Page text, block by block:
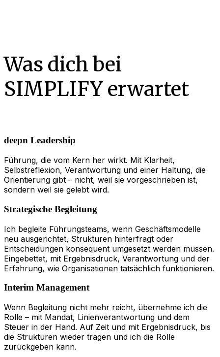
Was dich bei
SIMPLIFY erwartet
deepn Leadership
Führung, die vom Kern her wirkt. Mit Klarheit,
Selbstreflexion, Verantwortung und einer Haltung, die
Orientierung gibt – nicht, weil sie vorgeschrieben ist,
sondern weil sie gelebt wird.
Strategische Begleitung
Ich begleite Führungsteams, wenn Geschäftsmodelle
neu ausgerichtet, Strukturen hinterfragt oder
Entscheidungen konsequent umgesetzt werden müssen.
Eingebettet, mit Ergebnisdruck, Verantwortung und der
Erfahrung, wie Organisationen tatsächlich funktionieren.
Interim Management
Wenn Begleitung nicht mehr reicht, übernehme ich die
Rolle – mit Mandat, Linienverantwortung und dem
Steuer in der Hand. Auf Zeit und mit Ergebnisdruck, bis
die Strukturen wieder tragen und ich die Rolle
zurückgeben kann.